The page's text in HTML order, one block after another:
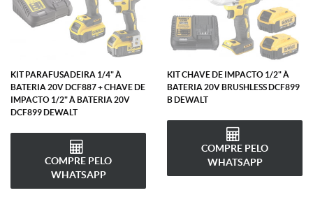
KIT PARAFUSADEIRA 1/4" À
BATERIA 20V DCF887 + CHAVE DE
IMPACTO 1/2" À BATERIA 20V
DCF899 DEWALT
COMPRE PELO
WHATSAPP
KIT CHAVE DE IMPACTO 1/2" À
BATERIA 20V BRUSHLESS DCF899
B DEWALT
COMPRE PELO
WHATSAPP